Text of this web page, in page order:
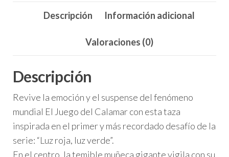
Descripción Información adicional
Valoraciones (0)
Descripción
Revive la emoción y el suspense del fenómeno
mundial El Juego del Calamar con esta taza
inspirada en el primer y más recordado desafío de la
serie: “Luz roja, luz verde”.
En el centro, la temible muñeca gigante vigila con su